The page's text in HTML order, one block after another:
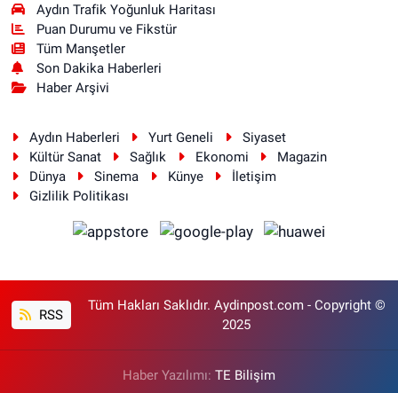
Aydın Trafik Yoğunluk Haritası
Puan Durumu ve Fikstür
Tüm Manşetler
Son Dakika Haberleri
Haber Arşivi
Aydın Haberleri Yurt Geneli
Siyaset
Kültür Sanat
Sağlık Ekonomi
Magazin
Dünya
Sinema Künye
İletişim
Gizlilik Politikası
RSS
Tüm Hakları Saklıdır. Aydinpost.com - Copyright ©
2025
Haber Yazılımı: TE Bilişim